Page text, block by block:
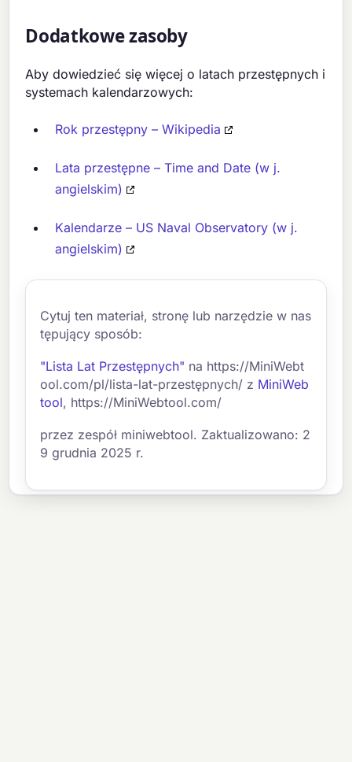
Dodatkowe zasoby
Aby dowiedzieć się więcej o latach przestępnych i
systemach kalendarzowych:
Rok przestępny – Wikipedia
Lata przestępne – Time and Date (w j.
angielskim)
Kalendarze – US Naval Observatory (w j.
angielskim)
Cytuj ten materiał, stronę lub narzędzie w nas
tępujący sposób:
"Lista Lat Przestępnych" na https://MiniWebt
ool.com/pl/lista-lat-przestępnych/ z MiniWeb
tool, https://MiniWebtool.com/
przez zespół miniwebtool. Zaktualizowano: 2
9 grudnia 2025 r.